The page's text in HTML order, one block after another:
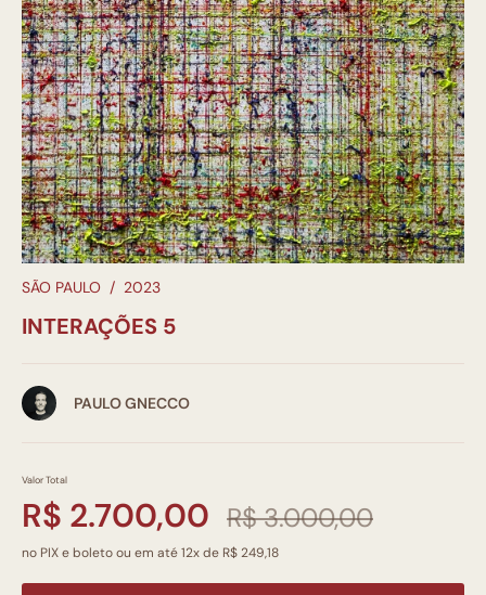
SÃO PAULO / 2023
INTERAÇÕES 5
PAULO GNECCO
Valor Total
R$ 2.700,00 R$ 3.000,00
no PIX e boleto ou em até 12x de R$ 249,18